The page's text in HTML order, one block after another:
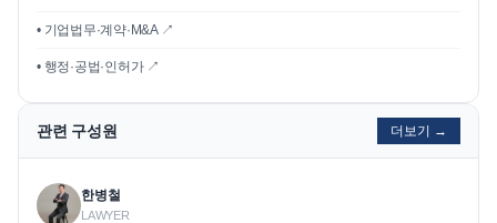
• 기업법무·계약·M&A ↗
• 행정·공법·인허가 ↗
관련 구성원 더보기 →
한병철
LAWYER